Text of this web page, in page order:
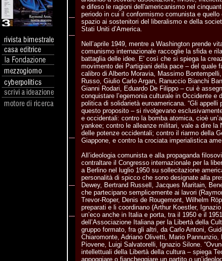
e difeso le ragioni dell'americanismo nel
periodo in cui il conformismo comunista e
spazio ai sostenitori del liberalismo e della
Stati Uniti d’America.
Nell’aprile 1949, mentre a Washington prende
comunismo internazionale raccoglie la sfida e
battaglia delle idee. E' così che si spiega la
movimento dei Partigiani della pace – del quale
calibro di Alberto Moravia, Massimo
Russo, Giulio Carlo Argan, Ranuccio Bianchi
Gianni Rodari, Eduardo De Filippo – cui è
conquistare l’egemonia culturale in Occidente e
politica di solidarietà euroamericana. “Gli
questo proposito – si rivolgevano
e occidentali: contro la bomba atomica, cioè
yankee; contro le alleanze militari, vale a dire la
delle potenze occidentali; contro il riarmo della
Giappone, e contro la crociata imperialistica
All’ideologia comunista e alla propaganda
contraltare il Congresso internazionale per la
a Berlino nel luglio 1950 su sollecitazione
personalità di spicco che sono designate alla
Dewey, Bertrand Russell, Jacques Maritain,
che partecipano semplicemente ai lavori
Trevor-Roper, Denis de Rougemont, Wilhelm
preparati e li coordinano (Arthur Koestler,
un’eco anche in Italia e porta, tra il 1950 e il
dell’Associazione Italiana per la Libertà della
gruppo formato, fra gli altri, da Carlo Antoni,
Chiaromonte, Adriano Olivetti, Mario Pannunzio,
Piovene, Luigi Salvatorelli, Ignazio Silone.
intellettuali della Libertà della cultura – spiega
appoggiare o fiancheggiare un partito o